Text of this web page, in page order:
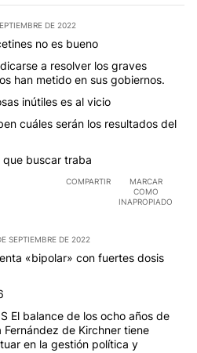
DE 2022
no es bueno
a resolver los graves
han metido en sus gobiernos.
inútiles es al vicio
cuáles serán los resultados del
buscar traba
COMPARTIR
MARCAR
COMO
INAPROPIADO
SEPTIEMBRE DE 2022
«bipolar» con fuertes dosis
El balance de los ocho años de
Fernández de Kirchner tiene
en la gestión política y